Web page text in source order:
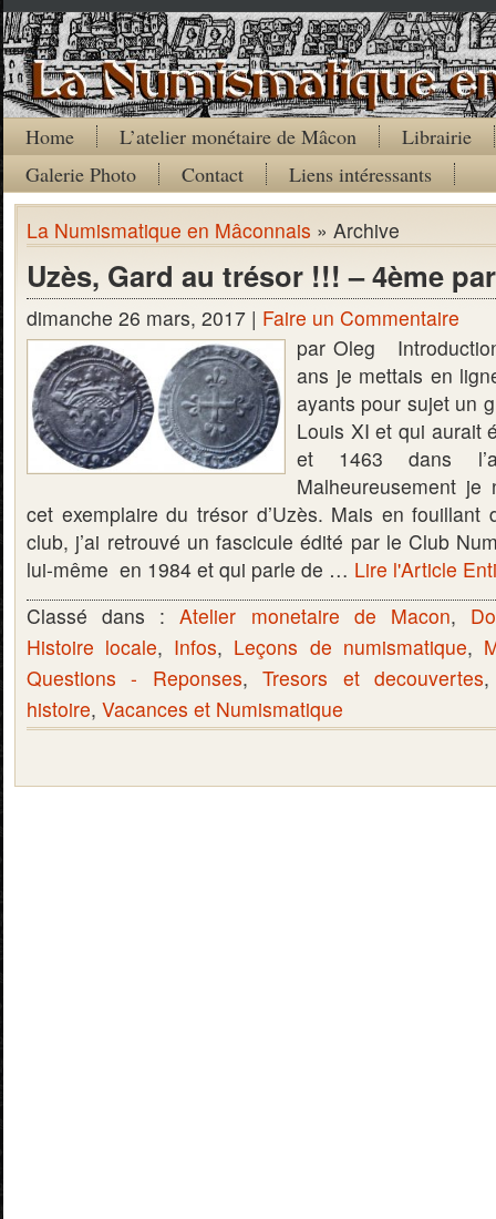
Home L’atelier monétaire de Mâcon
Librairie
Galerie Photo
Contact Liens intéressants
La Numismatique en Mâconnais » Archive
Uzès, Gard au trésor !!! – 4ème
dimanche 26 mars, 2017 | Faire un Commentaire
par Oleg
ans je mettais en
ayants pour sujet un
Louis XI et qui aurait
et 1463 dans
Malheureusement je
cet exemplaire du trésor d’Uzès. Mais en fouillant
club, j’ai retrouvé un fascicule édité par le Club
lui-même en 1984 et qui parle de … Lire l'Article
Classé dans :Atelier monetaire de Macon,
Histoire locale, Infos, Leçons de numismatique,
Questions - Reponses,Tresors et decouvertes
histoire, Vacances et Numismatique